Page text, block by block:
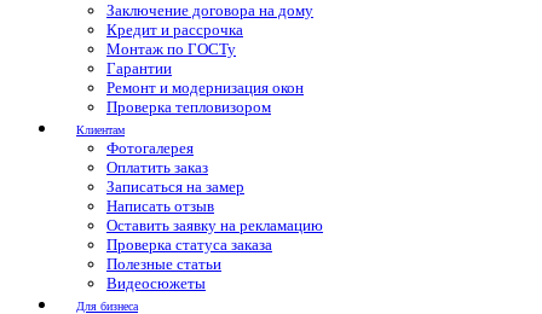
Заключение договора на дому
Кредит и рассрочка
Монтаж по ГОСТу
Гарантии
Ремонт и модернизация окон
Проверка тепловизором
Клиентам
Фотогалерея
Оплатить заказ
Записаться на замер
Написать отзыв
Оставить заявку на рекламацию
Проверка статуса заказа
Полезные статьи
Видеосюжеты
Для бизнеса